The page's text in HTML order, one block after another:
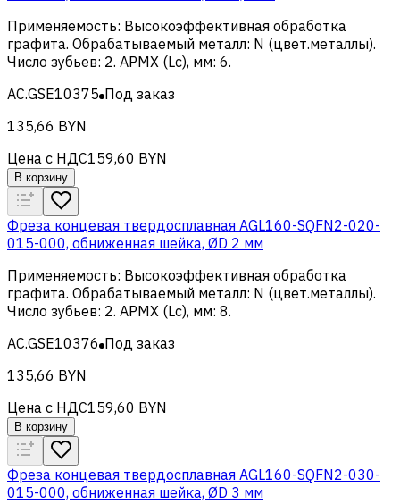
Применяемость: Высокоэффективная обработка
графита. Обрабатываемый металл: N (цвет.металлы).
Число зубьев: 2. APMX (Lc), мм: 6.
AC.GSE10375 Под заказ
135,66 BYN
Цена с НДС159,60 BYN
В корзину
Фреза концевая твердосплавная AGL160-SQFN2-020-
015-000, обниженная шейка, ØD 2 мм
Применяемость: Высокоэффективная обработка
графита. Обрабатываемый металл: N (цвет.металлы).
Число зубьев: 2. APMX (Lc), мм: 8.
AC.GSE10376 Под заказ
135,66 BYN
Цена с НДС159,60 BYN
В корзину
Фреза концевая твердосплавная AGL160-SQFN2-030-
015-000, обниженная шейка, ØD 3 мм